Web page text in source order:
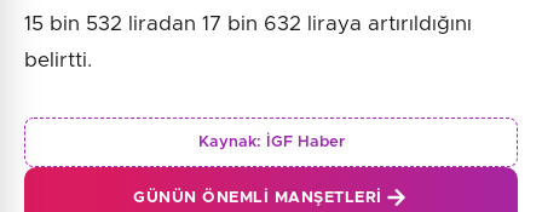
15 bin 532 liradan 17 bin 632 liraya artırıldığını
belirtti.
Kaynak: İGF Haber
GÜNÜN ÖNEMLI MANŞETLERI